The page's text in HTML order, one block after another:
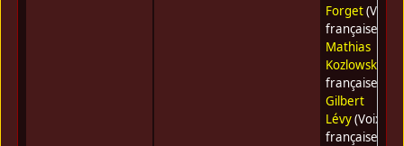
Forget(Voix
française) •
Mathias
Kozlowski
française) •
Gilbert
Lévy(Voix
française) •